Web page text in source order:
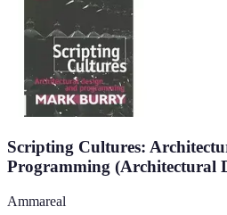
Scripting Cultures:
Programming (Architectural
Ammareal